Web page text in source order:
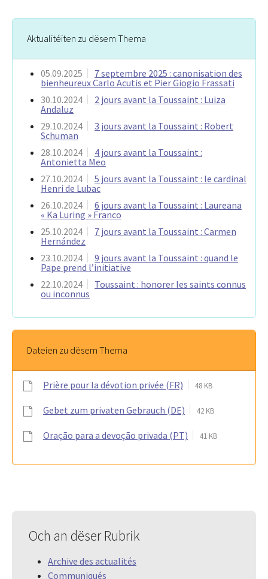
Aktualitéiten zu dësem Thema
05.09.2025
7 septembre 2025 : canonisation des
bienheureux Carlo Acutis et Pier Giogio Frassati
30.10.2024
2 jours avant la Toussaint : Luiza
Andaluz
29.10.2024
3 jours avant la Toussaint : Robert
Schuman
28.10.2024
4 jours avant la Toussaint :
Antonietta Meo
27.10.2024
5 jours avant la Toussaint : le cardinal
Henri de Lubac
26.10.2024
6 jours avant la Toussaint : Laureana
« Ka Luring » Franco
25.10.2024
7 jours avant la Toussaint : Carmen
Hernández
23.10.2024
9 jours avant la Toussaint : quand le
Pape prend l’initiative
22.10.2024
Toussaint : honorer les saints connus
ou inconnus
Dateien zu dësem Thema
Prière pour la dévotion privée (FR) 48 KB
Gebet zum privaten Gebrauch (DE) 42 KB
Oração para a devoção privada (PT) 41 KB
Och an dëser Rubrik
Archive des actualités
Communiqués